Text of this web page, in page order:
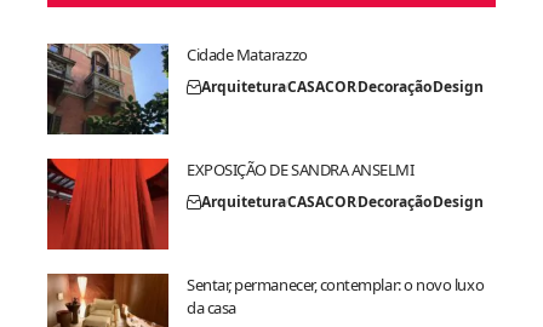
Cidade Matarazzo
ArquiteturaCASACORDecoraçãoDesign
EXPOSIÇÃO DE SANDRA ANSELMI
ArquiteturaCASACORDecoraçãoDesign
Sentar, permanecer, contemplar: o novo luxo
da casa